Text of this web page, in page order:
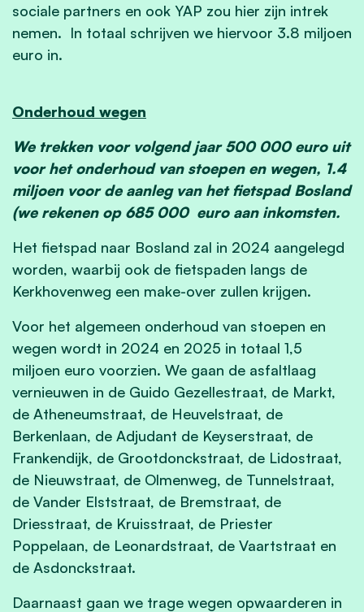
sociale partners en ook YAP zou hier zijn intrek
nemen. In totaal schrijven we hiervoor 3.8 miljoen
euro in.
Onderhoud wegen
We trekken voor volgend jaar 500 000 euro uit
voor het onderhoud van stoepen en wegen, 1.4
miljoen voor de aanleg van het fietspad Bosland
(we rekenen op 685 000 euro aan inkomsten.
Het fietspad naar Bosland zal in 2024 aangelegd
worden, waarbij ook de fietspaden langs de
Kerkhovenweg een make-over zullen krijgen.
Voor het algemeen onderhoud van stoepen en
wegen wordt in 2024 en 2025 in totaal 1,5
miljoen euro voorzien. We gaan de asfaltlaag
vernieuwen in de Guido Gezellestraat, de Markt,
de Atheneumstraat, de Heuvelstraat, de
Berkenlaan, de Adjudant de Keyserstraat, de
Frankendijk, de Grootdonckstraat, de Lidostraat,
de Nieuwstraat, de Olmenweg, de Tunnelstraat,
de Vander Elststraat, de Bremstraat, de
Driesstraat, de Kruisstraat, de Priester
Poppelaan, de Leonardstraat, de Vaartstraat en
de Asdonckstraat.
Daarnaast gaan we trage wegen opwaarderen in